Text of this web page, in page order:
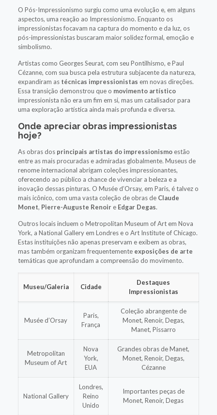
O Pós-Impressionismo surgiu como uma evolução e, em alguns
aspectos, uma reação ao Impressionismo. Enquanto os
impressionistas focavam na captura do momento e da luz, os
pós-impressionistas buscaram maior solidez formal, emoção e
simbolismo.
Artistas como Georges Seurat, com seu Pontilhismo, e Paul
Cézanne, com sua busca pela estrutura subjacente da natureza,
expandiram as técnicas impressionistas em novas direções.
Essa transição demonstrou que o movimento artístico
impressionista não era um fim em si, mas um catalisador para
uma exploração artística ainda mais profunda e diversa.
Onde apreciar obras impressionistas
hoje?
As obras dos principais artistas do impressionismoestão
entre as mais procuradas e admiradas globalmente. Museus de
renome internacional abrigam coleções impressionantes,
oferecendo ao público a chance de vivenciar a beleza e a
inovação dessas pinturas. O Musée d’Orsay, em Paris, é talvez o
mais icônico, com uma vasta coleção de obras de Claude
Monet, Pierre-Auguste Renoire Edgar Degas.
Outros locais incluem o Metropolitan Museum of Art em Nova
York, a National Gallery em Londres e o Art Institute of Chicago.
Estas instituições não apenas preservam e exibem as obras,
mas também organizam frequentemente exposições de arte
temáticas que aprofundam a compreensão do movimento.
Museu/Galeria Cidade
Destaques
Impressionistas
Musée d’Orsay
Paris,
França
Coleção abrangente de
Monet, Renoir, Degas,
Manet, Pissarro
Metropolitan
Museum of Art
Nova
York,
EUA
Grandes obras de Manet,
Monet, Renoir, Degas,
Cézanne
National Gallery
Londres,
Reino
Unido
Importantes peças de
Monet, Renoir, Degas